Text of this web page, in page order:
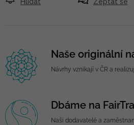
Naše originální
Návrhy vznikají v ČR a
Dbáme na
Naši dodavatelé a